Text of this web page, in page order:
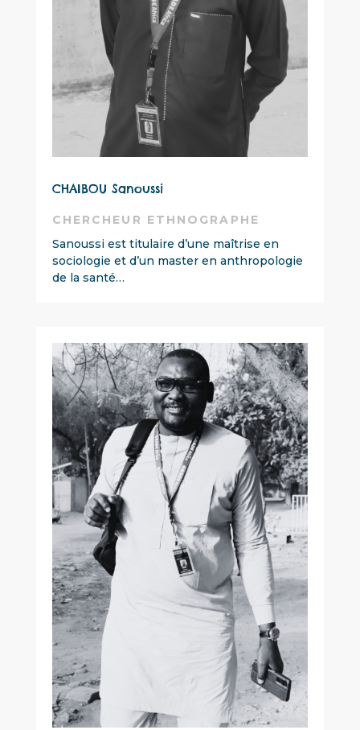
CHAIBOU Sanoussi
CHERCHEUR ETHNOGRAPHE
Sanoussi est titulaire d’une maîtrise en
sociologie et d’un master en anthropologie
de la santé…